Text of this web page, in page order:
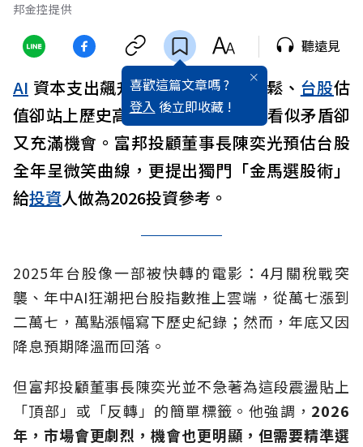
邦金控提供
喜歡這篇文章嗎 ?
登入 後立即收藏 !
聽遠見
AI 資本支出飆升、資金環境轉向寬鬆、 台股估
值卻站上歷史高檔。2026 年，市場看似矛盾卻
又充滿機會。富邦投顧董事長陳奕光預估台股
全年呈微笑曲線，更提出獨門「金馬選股術」
給投資人做為2026投資參考。
2025年台股像一部被快轉的電影：4月關稅戰突
襲、年中AI狂潮把台股指數推上雲端，從萬七漲到
二萬七，萬點漲幅寫下歷史紀錄；然而，年底又因
降息預期降溫而回落。
但富邦投顧董事長陳奕光並不急著為這段震盪貼上
「頂部」或「反轉」的簡單標籤。他強調， 2026
年，市場會更劇烈，機會也更明顯，但需要精準選